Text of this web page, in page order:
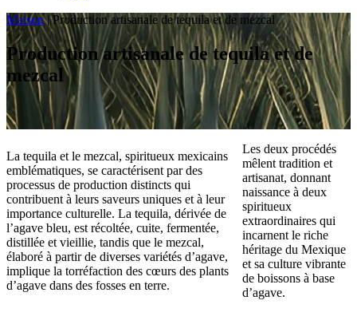
Maison|Production artisanale de tequila et de mezcal
Production artisanale de tequila et de
mezcal
La tequila et le mezcal, spiritueux mexicains
emblématiques, se caractérisent par des
processus de production distincts qui
contribuent à leurs saveurs uniques et à leur
importance culturelle. La tequila, dérivée de
l’agave bleu, est récoltée, cuite, fermentée,
distillée et vieillie, tandis que le mezcal,
élaboré à partir de diverses variétés d’agave,
implique la torréfaction des cœurs des plants
d’agave dans des fosses en terre.
Les deux procédés
mêlent tradition et
artisanat, donnant
naissance à deux
spiritueux
extraordinaires qui
incarnent le riche
héritage du Mexique
et sa culture vibrante
de boissons à base
d’agave.